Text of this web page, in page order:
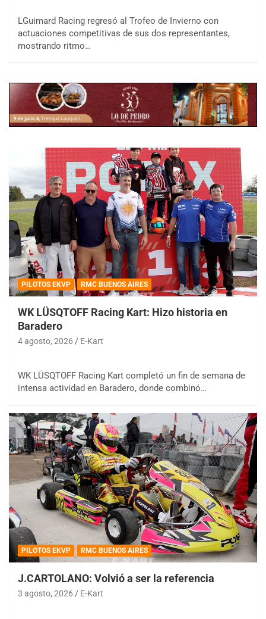
LGuimard Racing regresó al Trofeo de Invierno con
actuaciones competitivas de sus dos representantes,
mostrando ritmo…
PILOTOS EKVP RMC BUENOS AIRES
WK LÜSQTOFF Racing Kart: Hizo historia en
Baradero
4 agosto, 2026 E-Kart
WK LÜSQTOFF Racing Kart completó un fin de semana de
intensa actividad en Baradero, donde combinó…
PILOTOS EKVP RMC BUENOS AIRES
J.CARTOLANO: Volvió a ser la referencia
3 agosto, 2026 E-Kart